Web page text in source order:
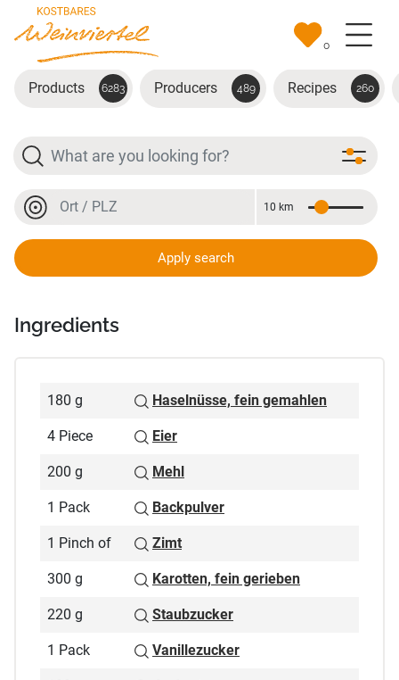
Skip to main content
0
Products 6283 Producers 489 Recipes 260
Search
Location or postal code
Distance
10 km
Apply search
Karottenkuchen
Ingredients
180 g Haselnüsse, fein gemahlen
4 Piece Eier
200 g Mehl
1 Pack Backpulver
1 Pinch of Zimt
300 g Karotten, fein gerieben
220 g Staubzucker
1 Pack Vanillezucker